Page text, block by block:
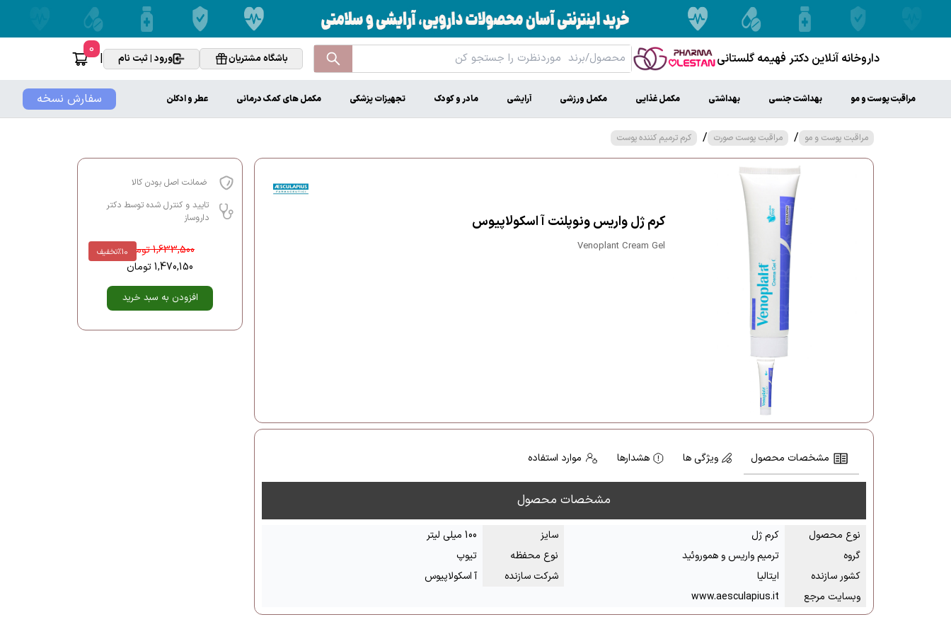
داروخانه آنلاین دکتر فهیمه گلستانی باشگاه مشتریان ورود | ثبت نام |
0
سفارش نسخه مراقبت پوست و مو بهداشت جنسی بهداشتی مکمل غذایی مکمل ورزشی آرایشی مادر و کودک تجهیزات پزشکی مکمل های کمک درمانی عطر و ادکلن
مراقبت پوست و مو / مراقبت پوست صورت / کرم ترمیم کننده پوست
کرم ژل واریس ونوپلنت آ اسکولاپیوس
Venoplant Cream Gel
مشخصات محصول ویژگی ها هشدارها موارد استفاده
مشخصات محصول
نوع محصول کرم ژل سایز
100 میلی لیتر
گروه
ترمیم واریس و هموروئید نوع محفظه
تیوپ
کشور سازنده
ایتالیا شرکت سازنده
آ اسکولاپیوس
وبسایت مرجع
www.aesculapius.it
ضمانت اصل بودن کالا
تایید و کنترل شده توسط دکتر
داروساز
%10تخفیف 1,633,500تومان
1,470,150تومان
افزودن به سبد خرید